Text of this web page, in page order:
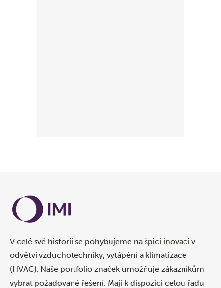
V celé své historii se pohybujeme na špici inovací v
odvětví vzduchotechniky, vytápění a klimatizace
(HVAC). Naše portfolio značek umožňuje zákazníkům
vybrat požadované řešení. Mají k dispozici celou řadu